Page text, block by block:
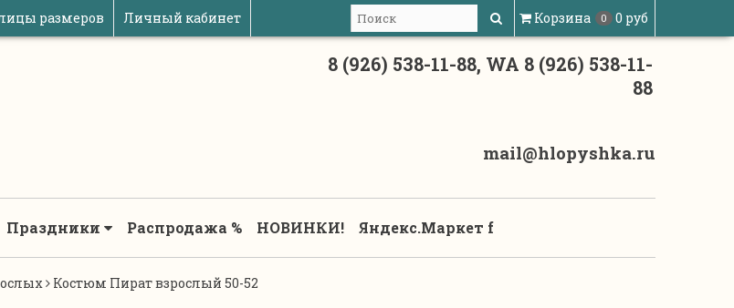
размеров Личный кабинет Корзина 0 0 руб
8 (926) 538-11-88, WA 8 (926) 538-11-
88
mail@hlopyshka.ru
Праздники Распродажа % НОВИНКИ! Яндекс.Маркет f
Костюм Пират взрослый 50-52